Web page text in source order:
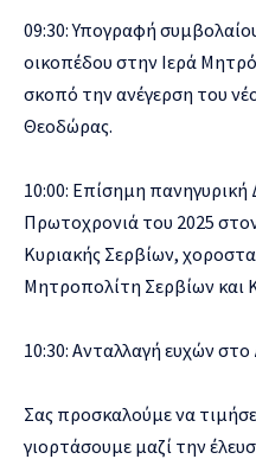
09:30: Υπογραφή
οικοπέδου στην Ιερά
σκοπό την ανέγερση του
Θεοδώρας.
10:00: Επίσημη πανηγυρική
Πρωτοχρονιά του 2025
Κυριακής Σερβίων,
Μητροπολίτη Σερβίων και
10:30: Ανταλλαγή ευχών
Σας προσκαλούμε να
γιορτάσουμε μαζί την